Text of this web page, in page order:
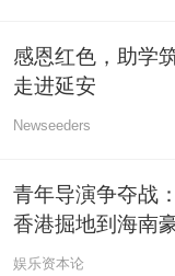
感恩红色，助学
走进延安
Newseeders
青年导演争夺战
香港掘地到海南
娱乐资本论